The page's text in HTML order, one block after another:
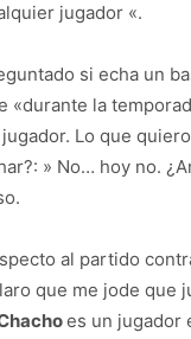
jugador «.
si echa un
«durante la
Lo que
» No… hoy no.
al partido
que me jode que
es un jugador